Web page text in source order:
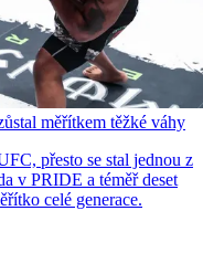
měřítkem těžké váhy
přesto se stal jednou z
v PRIDE a téměř deset
celé generace.